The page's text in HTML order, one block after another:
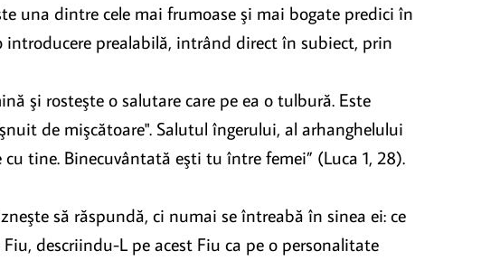
una dintre cele mai frumoase şi mai bogate predici în
prealabilă, intrând direct în subiect, prin
şi rosteşte o salutare care pe ea o tulbură. Este
de mişcătoare". Salutul îngerului, al arhanghelului
tine. Binecuvântată eşti tu între femei” (Luca 1, 28).
să răspundă, ci numai se întreabă în sinea ei: ce
descriindu-L pe acest Fiu ca pe o personalitate